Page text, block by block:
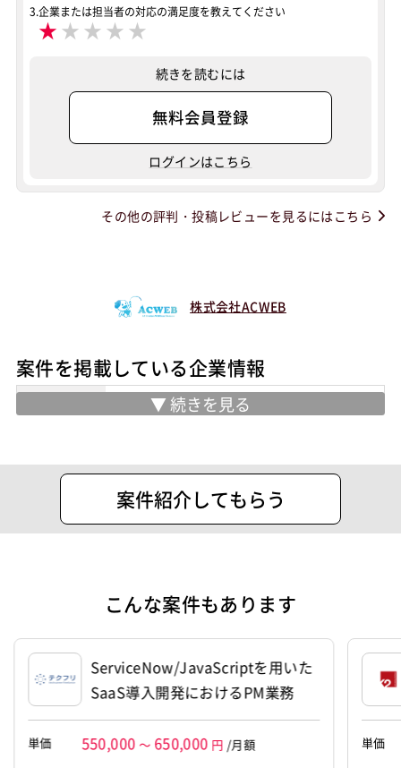
3.企業または担当者の対応の満足度を教えてください
★ ★ ★ ★ ★
続きを読むには
無料会員登録
ログインはこちら
その他の評判・投稿レビューを見るにはこちら
株式会社ACWEB
案件を掲載している企業情報
＜マージン一律5万円。クライアント×
トの成功に向け最も適した技術者をご紹
介いたします。
弊社では現在350名以上の技術者に稼働
す。
ー、PM等、Web領域に特化した人材を
幅広くアサイン可能です。
また、フリーランスの方々へは専任の担
グし、マッチする案件をご紹介いたしま
案件紹介してもらう
こんな案件もあります
ServiceNow/JavaScriptを用いた
SaaS導入開発におけるPM業務
単価 550,000 ～ 650,000 円 /月額
単価